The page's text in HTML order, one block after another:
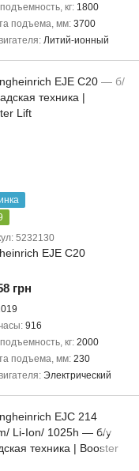
кг 1800
подъема, мм 3700
Литий-ионный
5232130
EJE C20
грн
916
кг 2000
подъема, мм 230
Электрический